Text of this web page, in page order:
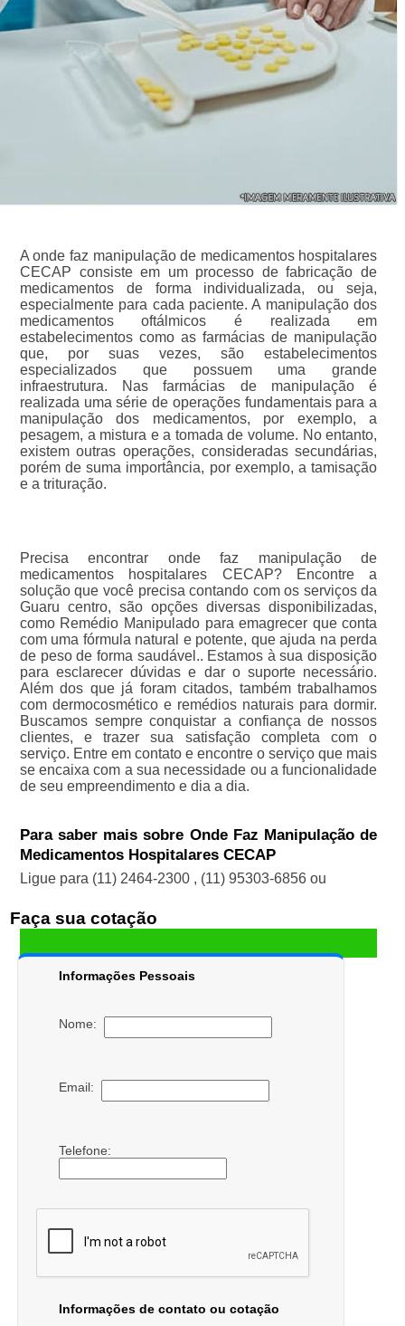
A onde faz manipulação de medicamentos hospitalares
CECAP consiste em um processo de fabricação de
medicamentos de forma individualizada, ou seja,
especialmente para cada paciente. A manipulação dos
medicamentos oftálmicos é realizada em
estabelecimentos como as farmácias de manipulação
que, por suas vezes, são estabelecimentos
especializados que possuem uma grande
infraestrutura. Nas farmácias de manipulação é
realizada uma série de operações fundamentais para a
manipulação dos medicamentos, por exemplo, a
pesagem, a mistura e a tomada de volume. No entanto,
existem outras operações, consideradas secundárias,
porém de suma importância, por exemplo, a tamisação
e a trituração.
Precisa encontrar onde faz manipulação de
medicamentos hospitalares CECAP? Encontre a
solução que você precisa contando com os serviços da
Guaru centro, são opções diversas disponibilizadas,
como Remédio Manipulado para emagrecer que conta
com uma fórmula natural e potente, que ajuda na perda
de peso de forma saudável.. Estamos à sua disposição
para esclarecer dúvidas e dar o suporte necessário.
Além dos que já foram citados, também trabalhamos
com dermocosmético e remédios naturais para dormir.
Buscamos sempre conquistar a confiança de nossos
clientes, e trazer sua satisfação completa com o
serviço. Entre em contato e encontre o serviço que mais
se encaixa com a sua necessidade ou a funcionalidade
de seu empreendimento e dia a dia.
Para saber mais sobre Onde Faz Manipulação de
Medicamentos Hospitalares CECAP
Ligue para (11) 2464-2300 , (11) 95303-6856 ou
Faça sua cotação
Informações Pessoais
Nome:
Email:
Telefone:
Informações de contato ou cotação